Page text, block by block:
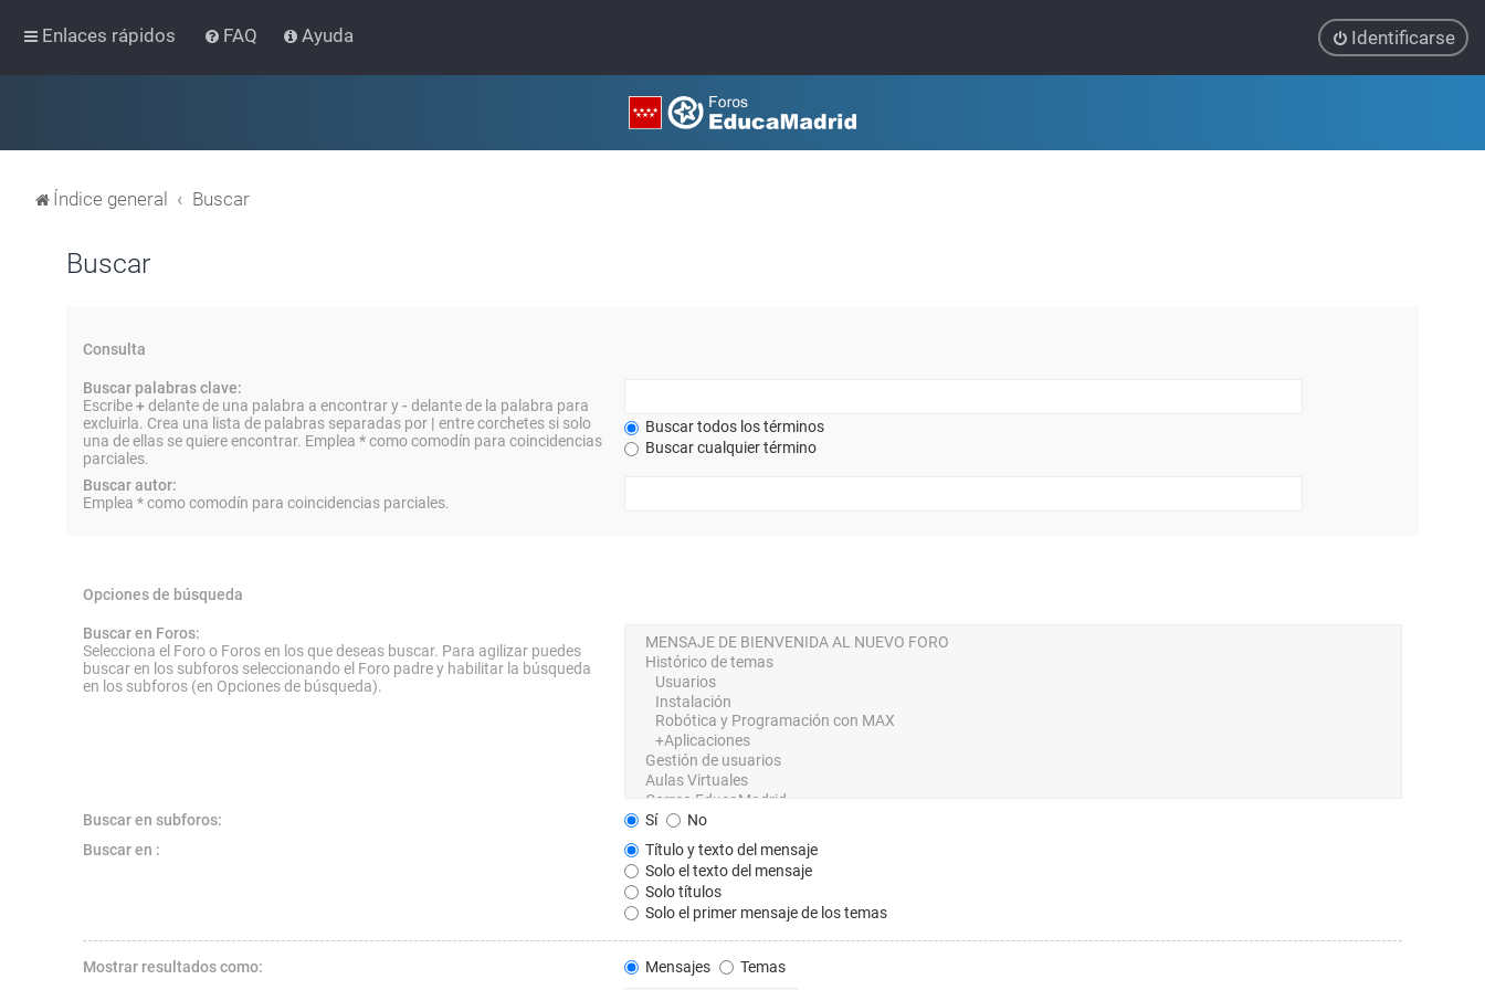
Enlaces rápidos FAQ Ayuda Identificarse
Índice general Buscar
Buscar
Consulta
Buscar palabras clave:
Escribe+delante de una palabra a encontrar y- delante de la palabra para
excluirla. Crea una lista de palabras separadas por | entre corchetes si solo
una de ellas se quiere encontrar. Emplea *como comodín para coincidencias
parciales.
Buscar todos los términos
Buscar cualquier término
Buscar autor:
Emplea * como comodín para coincidencias parciales.
Opciones de búsqueda
Buscar en Foros:
Selecciona el Foro o Foros en los que deseas buscar. Para agilizar puedes
buscar en los subforos seleccionando el Foro padre y habilitar la búsqueda
en los subforos (en Opciones de búsqueda).
Buscar en subforos: Sí
No
Buscar en :
Título y texto del mensaje
Solo el texto del mensaje
Solo títulos
Solo el primer mensaje de los temas
Mostrar resultados como: Mensajes
Temas